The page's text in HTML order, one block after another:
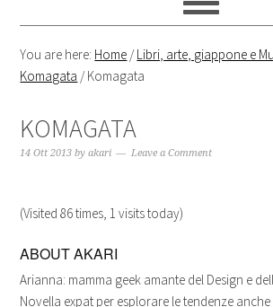
You are here: Home /Libri, arte, giappone e
Komagata /Komagata
KOMAGATA
14 Ott 2013 byakari Leave a Comment
(Visited 86 times, 1 visits today)
ABOUTAKARI
Arianna: mamma geek amante del Design e
Novella expat per esplorare le tendenze